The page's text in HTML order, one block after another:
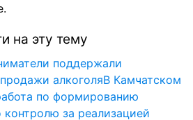
на эту тему
поддержали
алкоголяВ Камчатском
по формированию
за реализацией